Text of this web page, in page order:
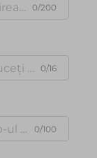
0/200
0/16
0/100